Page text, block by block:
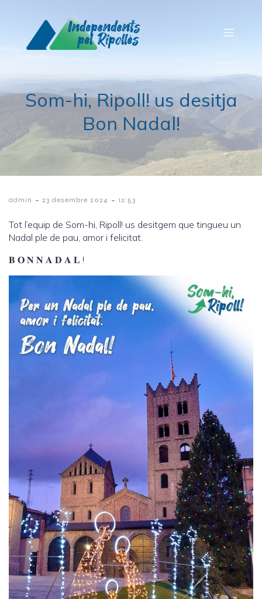
Som-hi, Ripoll! us desitja
Bon Nadal!
admin - 23 desembre 2024 - 12:53
Tot l’equip de Som-hi, Ripoll! us desitgem que tingueu un
Nadal ple de pau, amor i felicitat.
𝐁 𝐎 𝐍 𝐍 𝐀 𝐃 𝐀 𝐋 !